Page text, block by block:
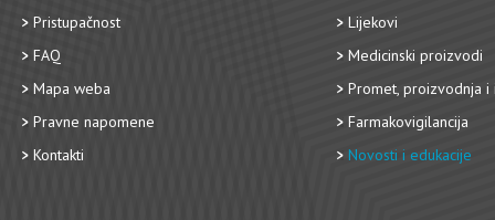
Pristupačnost
FAQ
Mapa weba
Pravne napomene
Kontakti
Lijekovi
Medicinski proizvodi
Promet, proizvodnja i
Farmakovigilancija
Novosti i edukacije